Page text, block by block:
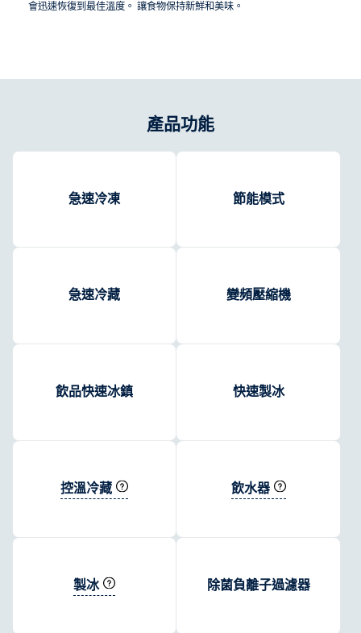
會迅速恢復到最佳溫度。 讓食物保持新鮮和美味。
產品功能
急速冷凍 節能模式
急速冷藏 變頻壓縮機
飲品快速冰鎮 快速製冰
控溫冷藏 飲水器
製冰 除菌負離子過濾器